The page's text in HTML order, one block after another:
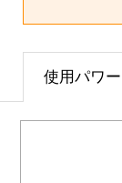
使用パワ